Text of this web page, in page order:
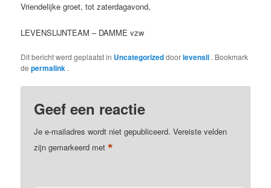
Vriendelijke groet, tot zaterdagavond,
LEVENSLIJNTEAM – DAMME vzw
Dit bericht werd geplaatst in Uncategorizeddoorlevensli . Bookmark
depermalink .
Geef een reactie
Je e-mailadres wordt niet gepubliceerd. Vereiste velden
zijn gemarkeerd met*